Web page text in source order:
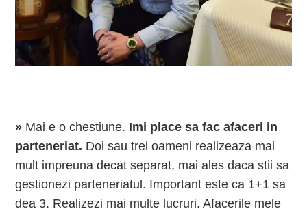
» Mai e o chestiune. Imi place sa fac afaceri in
parteneriat. Doi sau trei oameni realizeaza mai
mult impreuna decat separat, mai ales daca stii sa
gestionezi parteneriatul. Important este ca 1+1 sa
dea 3. Realizezi mai multe lucruri. Afacerile mele